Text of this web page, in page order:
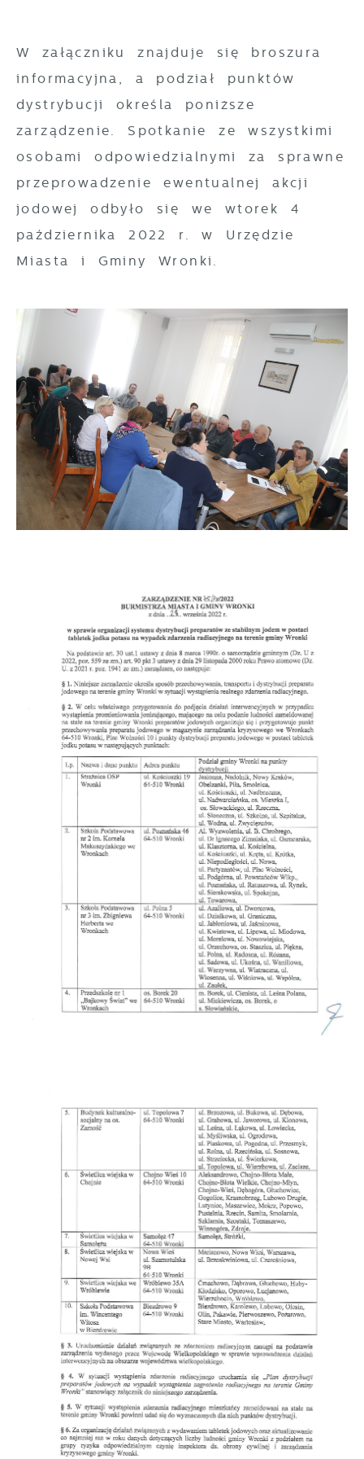
W załączniku znajduje się broszura
informacyjna, a podział punktów
dystrybucji określa poniższe
zarządzenie. Spotkanie ze wszystkimi
osobami odpowiedzialnymi za sprawne
przeprowadzenie ewentualnej akcji
jodowej odbyło się we wtorek 4
października 2022 r. w Urzędzie
Miasta i Gminy Wronki.
funkcjonalności.
witryny internetowej. Treści promocyjne
mogą pojawić się na stronach podmiotów
trzecich lub firm będących naszymi
Firmy te działają w charakterze
pośredników prezentujących nasze treści w
postaci wiadomości, ofert, komunikatów
mediów społecznościowych.